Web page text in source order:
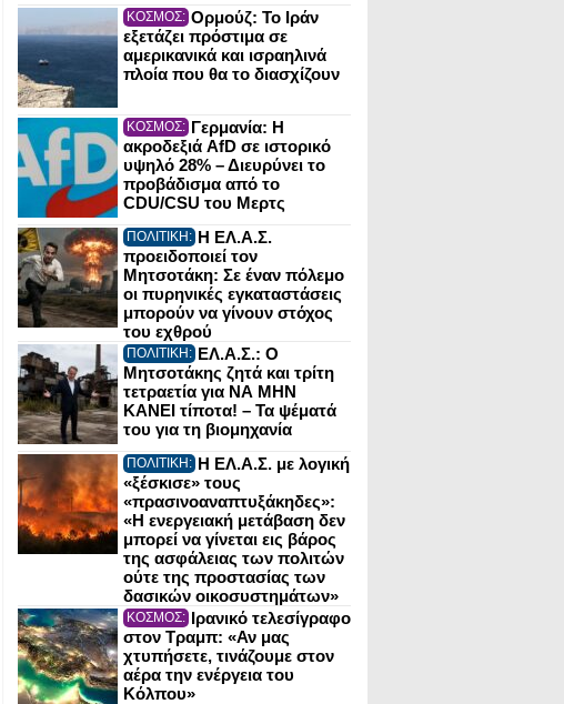
ΚΟΣΜΟΣ: Ορμούζ: Το Ιράν
εξετάζει πρόστιμα σε
αμερικανικά και ισραηλινά
πλοία που θα το διασχίζουν
ΚΟΣΜΟΣ: Γερμανία: Η
ακροδεξιά AfD σε ιστορικό
υψηλό 28% – Διευρύνει το
προβάδισμα από το
CDU/CSU του Μερτς
ΠΟΛΙΤΙΚΗ: Η ΕΛ.Α.Σ.
προειδοποιεί τον
Μητσοτάκη: Σε έναν πόλεμο
οι πυρηνικές εγκαταστάσεις
μπορούν να γίνουν στόχος
του εχθρού
ΠΟΛΙΤΙΚΗ: ΕΛ.Α.Σ.: Ο
Μητσοτάκης ζητά και τρίτη
τετραετία για ΝΑ ΜΗΝ
ΚΑΝΕΙ τίποτα! – Τα ψέματά
του για τη βιομηχανία
ΠΟΛΙΤΙΚΗ: Η ΕΛ.Α.Σ. με λογική
«ξέσκισε» τους
«πρασινοαναπτυξάκηδες»:
«Η ενεργειακή μετάβαση δεν
μπορεί να γίνεται εις βάρος
της ασφάλειας των πολιτών
ούτε της προστασίας των
δασικών οικοσυστημάτων»
ΚΟΣΜΟΣ: Ιρανικό τελεσίγραφο
στον Τραμπ: «Αν μας
χτυπήσετε, τινάζουμε στον
αέρα την ενέργεια του
Κόλπου»